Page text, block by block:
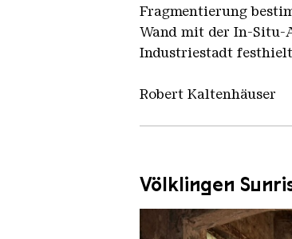
Fragmentierung
Wand mit der In-Situ-
Industriestadt
Robert Kaltenhäuser
Völklingen